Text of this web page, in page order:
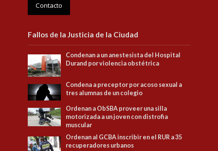
Contacto
Fallos de la Justicia de la Ciudad
Condenan a un anestesista del Hospital
Durand por violencia obstétrica
Condena a preceptor por acoso sexual a
tres alumnas de un colegio
Ordenan a ObSBA proveer una silla
motorizada a un joven con distrofia
muscular
Ordenan al GCBA inscribir en el RUR a 35
recuperadores urbanos